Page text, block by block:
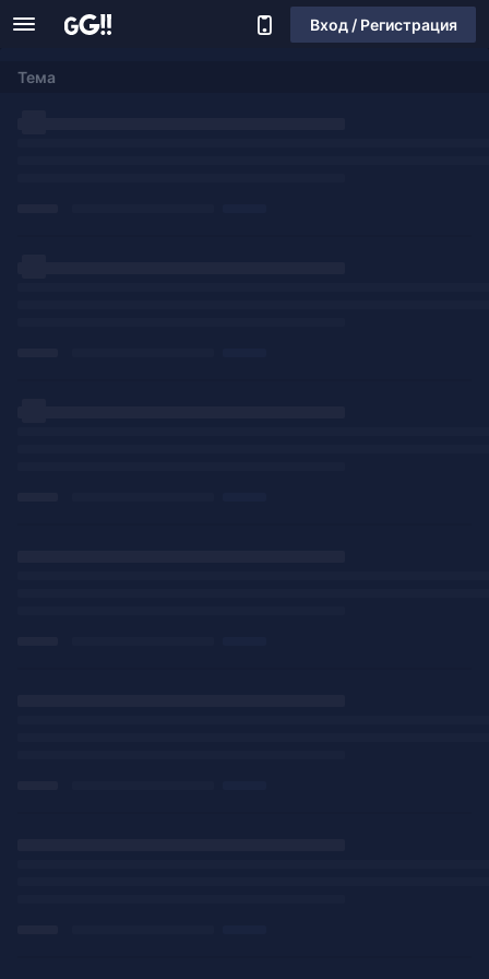
Вход / Регистрация
Тема